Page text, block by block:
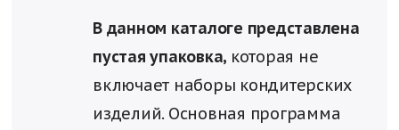
В данном каталоге представлена
пустая упаковка, которая не
включает наборы кондитерских
изделий. Основная программа